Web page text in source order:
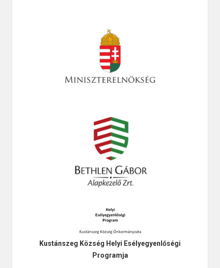
Kustánszeg Község Helyi Esélyegyenlőségi
Programja